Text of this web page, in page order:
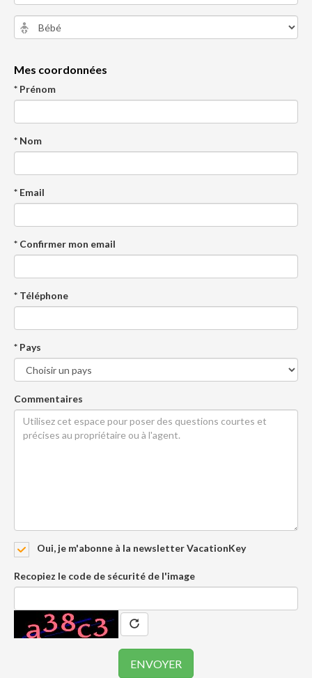
Mes coordonnées
* Prénom
* Nom
* Email
* Confirmer mon email
* Téléphone
* Pays
Commentaires
Oui, je m'abonne à la newsletter VacationKey
Recopiez le code de sécurité de l'image